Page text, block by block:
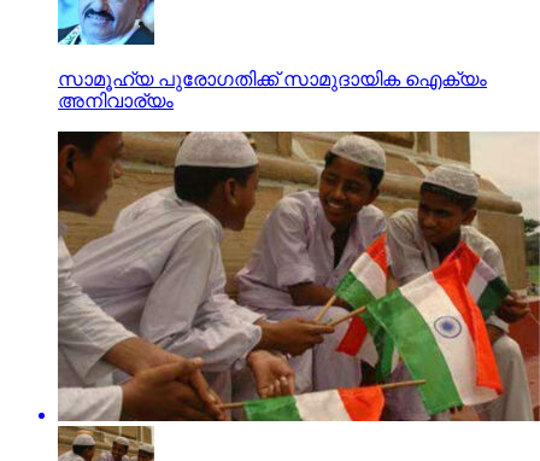
സാമൂഹ്യ പുരോഗതിക്ക് സാമുദായിക ഐക്യം
അനിവാര്യം